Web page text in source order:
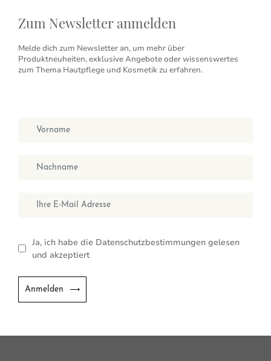
Zum Newsletter anmelden
Melde dich zum Newsletter an, um mehr über
Produktneuheiten, exklusive Angebote oder wissenswertes
zum Thema Hautpflege und Kosmetik zu erfahren.
Vorname
Nachname
E-Mail
Ja, ich habe die Datenschutzbestimmungen gelesen
und akzeptiert
Anmelden